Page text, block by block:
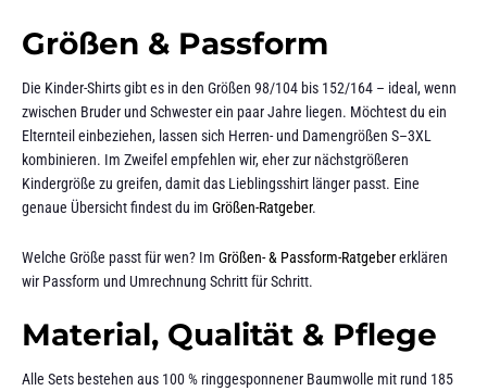
Größen & Passform
Die Kinder-Shirts gibt es in den Größen 98/104 bis 152/164 – ideal, wenn
zwischen Bruder und Schwester ein paar Jahre liegen. Möchtest du ein
Elternteil einbeziehen, lassen sich Herren- und Damengrößen S–3XL
kombinieren. Im Zweifel empfehlen wir, eher zur nächstgrößeren
Kindergröße zu greifen, damit das Lieblingsshirt länger passt. Eine
genaue Übersicht findest du im Größen-Ratgeber.
Welche Größe passt für wen? Im Größen- & Passform-Ratgebererklären
wir Passform und Umrechnung Schritt für Schritt.
Material, Qualität & Pflege
Alle Sets bestehen aus 100 % ringgesponnener Baumwolle mit rund 185